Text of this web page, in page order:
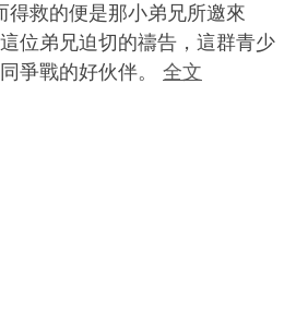
得救的便是那小弟兄所邀來
位弟兄迫切的禱告，這群青少
爭戰的好伙伴。 全文